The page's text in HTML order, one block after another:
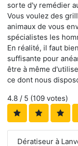
sorte d'y remédier
Vous voulez des
animaux de vous
spécialistes les
En réalité, il faut
suffisante pour
être à même
ce dont nous
4.8 / 5 (109 votes)
Dératiseur à